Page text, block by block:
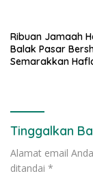
Ribuan Jamaah
Balak Pasar
Semarakkan
Tinggalkan
Alamat email
ditandai *